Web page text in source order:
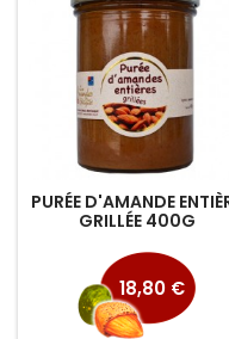
PURÉE D'AMANDE
GRILLÉE 400G
Prix
18,80 €